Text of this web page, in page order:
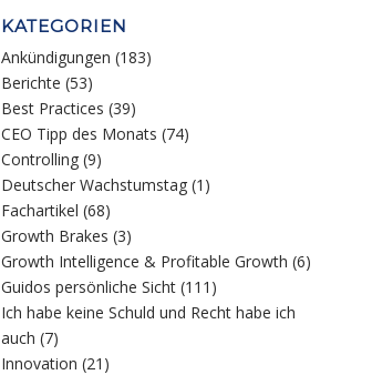
KATEGORIEN
Ankündigungen (183)
Berichte (53)
Best Practices (39)
CEO Tipp des Monats (74)
Controlling (9)
Deutscher Wachstumstag (1)
Fachartikel (68)
Growth Brakes (3)
Growth Intelligence & Profitable Growth (6)
Guidos persönliche Sicht (111)
Ich habe keine Schuld und Recht habe ich
auch (7)
Innovation (21)